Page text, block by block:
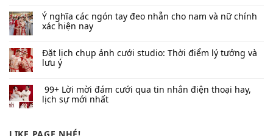
Ý nghĩa các ngón tay đeo nhẫn cho nam và nữ chính
xác hiện nay
Đặt lịch chụp ảnh cưới studio: Thời điểm lý tưởng và
lưu ý
99+ Lời mời đám cưới qua tin nhắn​ điện thoại hay,
lịch sự mới nhất